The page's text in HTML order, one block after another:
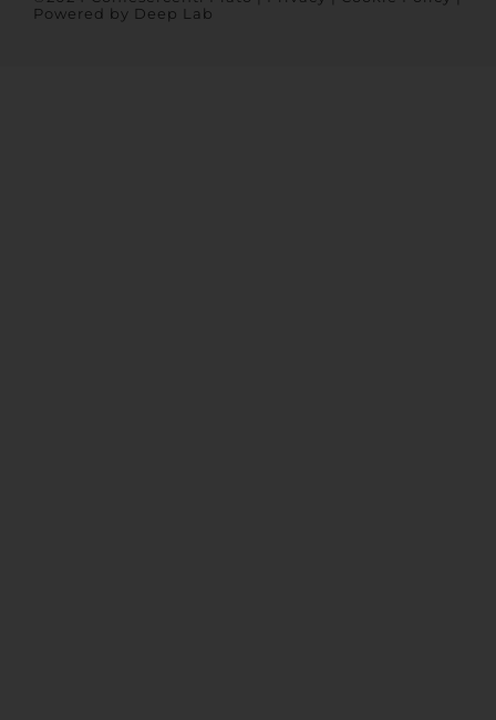
Powered by Deep Lab